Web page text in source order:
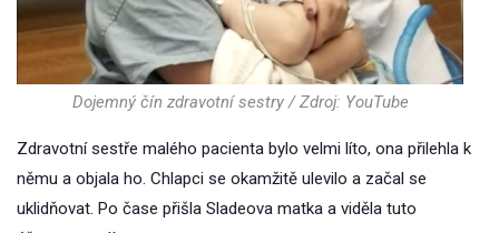
Dojemný čín zdravotní sestry / Zdroj: YouTube
Zdravotní sestře malého pacienta bylo velmi líto, ona přilehla k
němu a objala ho. Chlapci se okamžitě ulevilo a začal se
uklidňovat. Po čase přišla Sladeova matka a viděla tuto